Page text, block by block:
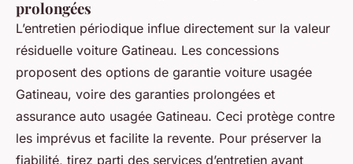
prolongées
L’entretien périodique influe directement sur la valeur
résiduelle voiture Gatineau. Les concessions
proposent des options de garantie voiture usagée
Gatineau, voire des garanties prolongées et
assurance auto usagée Gatineau. Ceci protège contre
les imprévus et facilite la revente. Pour préserver la
fiabilité, tirez parti des services d’entretien avant